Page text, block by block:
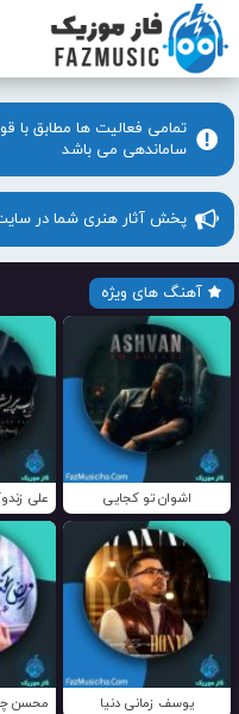
تمامی فعالیت ها مطابق با
ساماندهی می باشد
پخش آثار هنری شما در
آهنگ های ویژه
اشوان تو کجایی علی
یوسف زمانی دنیا
محسن